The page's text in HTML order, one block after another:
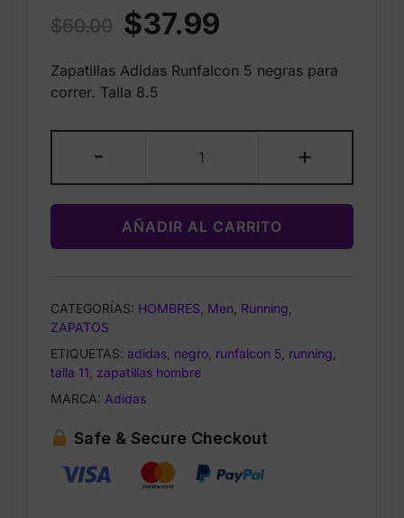
$60.00 Original
was:
$37.99
is:
Zapatillas Adidas Runfalcon 5 negras para
correr. Talla 8.5
-
Runfalcon
5
WIDE
Running
Shoes
Zapatillas
Correr
Talla
+
AÑADIR AL CARRITO
CATEGORÍAS: HOMBRES Men Running
ZAPATOS
ETIQUETAS: adidas negro runfalcon 5 running
talla 11 zapatillas hombre
MARCA: Adidas
Safe & Secure Checkout